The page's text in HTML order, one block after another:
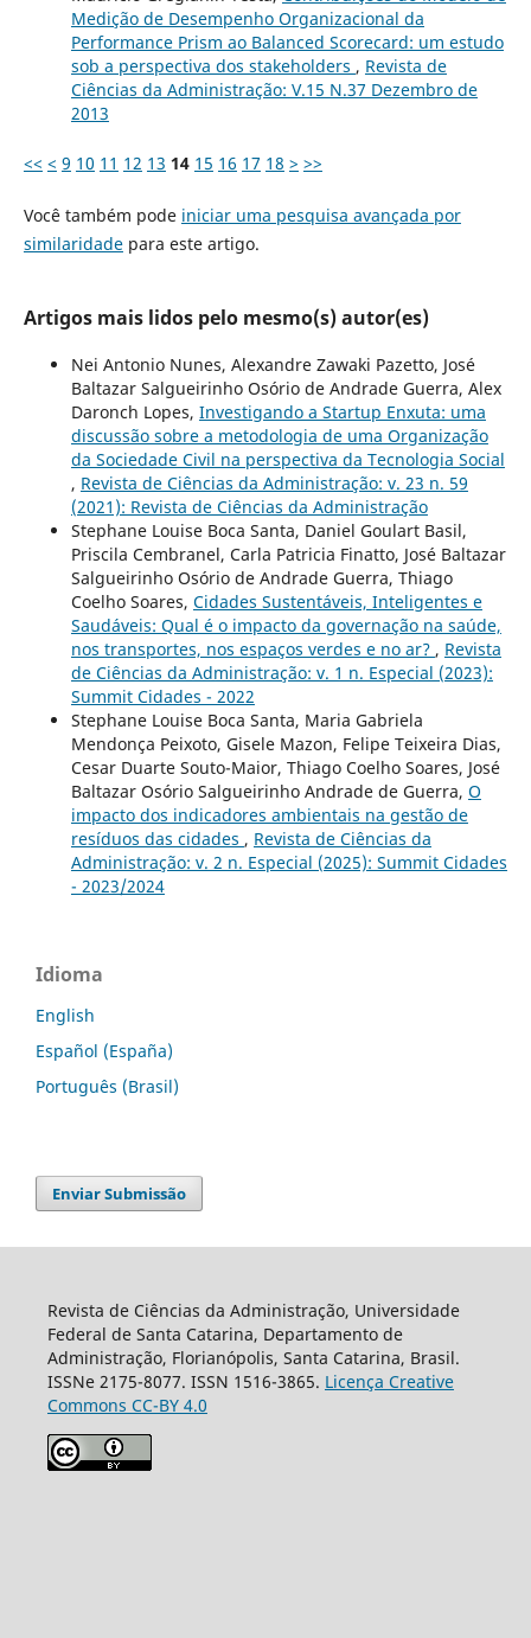
Medição de Desempenho Organizacional da
Performance Prism ao Balanced Scorecard: um estudo
sob a perspectiva dos stakeholders , Revista de
Ciências da Administração: V.15 N.37 Dezembro de
2013
<< < 9 10 11 12 13 14 15 16 17 18 > >>
Você também pode iniciar uma pesquisa avançada por
similaridadepara este artigo.
Artigos mais lidos pelo mesmo(s) autor(es)
Nei Antonio Nunes, Alexandre Zawaki Pazetto, José
Baltazar Salgueirinho Osório de Andrade Guerra, Alex
Daronch Lopes, Investigando a Startup Enxuta: uma
discussão sobre a metodologia de uma Organização
da Sociedade Civil na perspectiva da Tecnologia Social
, Revista de Ciências da Administração: v. 23 n. 59
(2021): Revista de Ciências da Administração
Stephane Louise Boca Santa, Daniel Goulart Basil,
Priscila Cembranel, Carla Patricia Finatto, José Baltazar
Salgueirinho Osório de Andrade Guerra, Thiago
Coelho Soares, Cidades Sustentáveis, Inteligentes e
Saudáveis: Qual é o impacto da governação na saúde,
nos transportes, nos espaços verdes e no ar? , Revista
de Ciências da Administração: v. 1 n. Especial (2023):
Summit Cidades - 2022
Stephane Louise Boca Santa, Maria Gabriela
Mendonça Peixoto, Gisele Mazon, Felipe Teixeira Dias,
Cesar Duarte Souto-Maior, Thiago Coelho Soares, José
Baltazar Osório Salgueirinho Andrade de Guerra, O
impacto dos indicadores ambientais na gestão de
resíduos das cidades , Revista de Ciências da
Administração: v. 2 n. Especial (2025): Summit Cidades
- 2023/2024
Idioma
English
Español (España)
Português (Brasil)
Enviar Submissão
Revista de Ciências da Administração, Universidade
Federal de Santa Catarina, Departamento de
Administração, Florianópolis, Santa Catarina, Brasil.
ISSNe 2175-8077. ISSN 1516-3865. Licença Creative
Commons CC-BY 4.0